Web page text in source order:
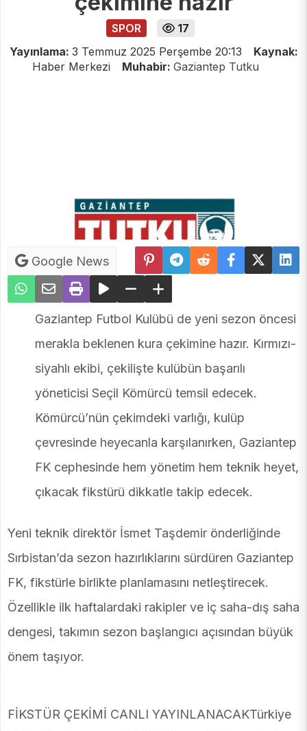
SPOR
17
Yayınlama: 3 Temmuz 2025 Perşembe 20:13
Kaynak:
Haber Merkezi
Muhabir: Gaziantep Tutku
Google News
Gaziantep Futbol Kulübü de yeni sezon öncesi
merakla beklenen kura çekimine hazır. Kırmızı-
siyahlı ekibi, çekilişte kulübün başarılı
yöneticisi Seçil Kömürcü temsil edecek.
Kömürcü’nün çekimdeki varlığı, kulüp
çevresinde heyecanla karşılanırken, Gaziantep
FK cephesinde hem yönetim hem teknik heyet,
çıkacak fikstürü dikkatle takip edecek.
Yeni teknik direktör İsmet Taşdemir önderliğinde
Sırbistan’da sezon hazırlıklarını sürdüren Gaziantep
FK, fikstürle birlikte planlamasını netleştirecek.
Özellikle ilk haftalardaki rakipler ve iç saha-dış saha
dengesi, takımın sezon başlangıcı açısından büyük
önem taşıyor.
FİKSTÜR ÇEKİMİ CANLI YAYINLANACAKTürkiye